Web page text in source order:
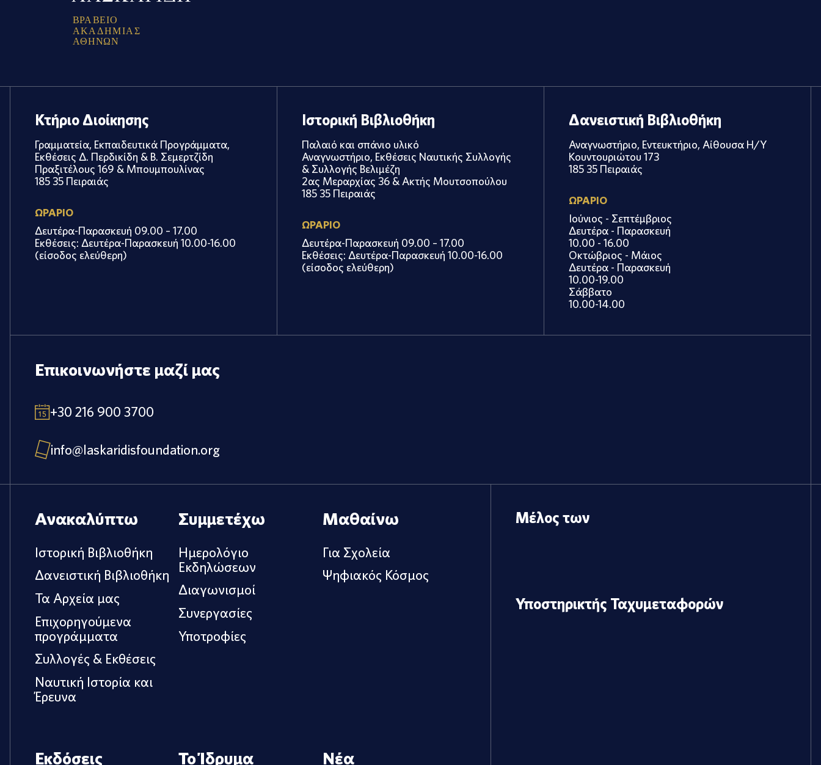
ΒΡΑ ΒΕΙΟ
ΑΚΑ ΔΗΜΙΑ Σ
ΑΘΗΝΩΝ
Κτήριο Διοίκησης
Γραμματεία, Εκπαιδευτικά Προγράμματα,
Εκθέσεις Δ. Περδικίδη & Β. Σεμερτζίδη
Πραξιτέλους 169 & Μπουμπουλίνας
185 35 Πειραιάς
ΩΡΑΡΙΟ
Δευτέρα-Παρασκευή 09.00 – 17.00
Εκθέσεις: Δευτέρα-Παρασκευή 10.00-16.00
(είσοδος ελεύθερη)
Ιστορική Βιβλιοθήκη
Παλαιό και σπάνιο υλικό
Αναγνωστήριο, Εκθέσεις Ναυτικής Συλλογής
& Συλλογής Βελιμέζη
2ας Μεραρχίας 36 & Ακτής Μουτσοπούλου
185 35 Πειραιάς
ΩΡΑΡΙΟ
Δευτέρα-Παρασκευή 09.00 – 17.00
Εκθέσεις: Δευτέρα-Παρασκευή 10.00-16.00
(είσοδος ελεύθερη)
Δανειστική Βιβλιοθήκη
Αναγνωστήριο, Εντευκτήριο, Αίθουσα Η/Υ
Κουντουριώτου 173
185 35 Πειραιάς
ΩΡΑΡΙΟ
Ιούνιος - Σεπτέμβριος
Δευτέρα - Παρασκευή
10.00 - 16.00
Οκτώβριος - Μάιος
Δευτέρα - Παρασκευή
10.00-19.00
Σάββατο
10.00-14.00
Επικοινωνήστε μαζί μας
+30 216 900 3700
info@laskaridisfoundation.org
Ανακαλύπτω
Ιστορική Βιβλιοθήκη
Δανειστική Βιβλιοθήκη
Τα Αρχεία μας
Επιχορηγούμενα
προγράμματα
Συλλογές & Εκθέσεις
Ναυτική Ιστορία και
Έρευνα
Συμμετέχω
Ημερολόγιο
Εκδηλώσεων
Διαγωνισμοί
Συνεργασίες
Υποτροφίες
Μαθαίνω
Για Σχολεία
Ψηφιακός Κόσμος
Εκδόσεις Το Ίδρυμα Νέα
Μέλος των
Υποστηρικτής Ταχυμεταφορών